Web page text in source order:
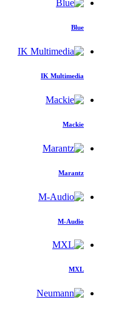
Blue
IK Multimedia
Mackie
Marantz
M-Audio
MXL